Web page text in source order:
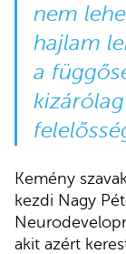
nem
hajlam
a
Kemény
kezdi Nagy
akit azért